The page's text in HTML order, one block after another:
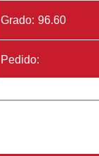
Grado: 96.60
Pedido: